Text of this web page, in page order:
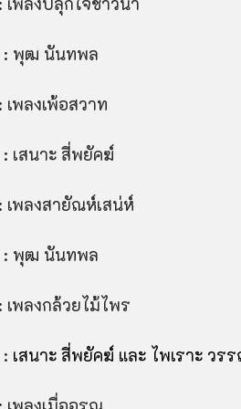
: พุฒ นันทพล
: เพลงเพ้อสวาท
: เสนาะ สี่พยัคฆ์
: เพลงสายัณห์เสน่ห์
: พุฒ นันทพล
: เพลงกล้วยไม้ไพร
: เสนาะ สี่พยัคฆ์ และ ไพเราะ วร